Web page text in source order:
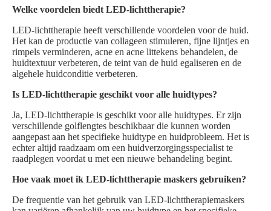
Welke voordelen biedt LED-lichttherapie?
LED-lichttherapie heeft verschillende voordelen voor de huid.
Het kan de productie van collageen stimuleren, fijne lijntjes en
rimpels verminderen, acne en acne littekens behandelen, de
huidtextuur verbeteren, de teint van de huid egaliseren en de
algehele huidconditie verbeteren.
Is LED-lichttherapie geschikt voor alle huidtypes?
Ja, LED-lichttherapie is geschikt voor alle huidtypes. Er zijn
verschillende golflengtes beschikbaar die kunnen worden
aangepast aan het specifieke huidtype en huidprobleem. Het is
echter altijd raadzaam om een huidverzorgingsspecialist te
raadplegen voordat u met een nieuwe behandeling begint.
Hoe vaak moet ik LED-lichttherapie maskers gebruiken?
De frequentie van het gebruik van LED-lichttherapiemaskers